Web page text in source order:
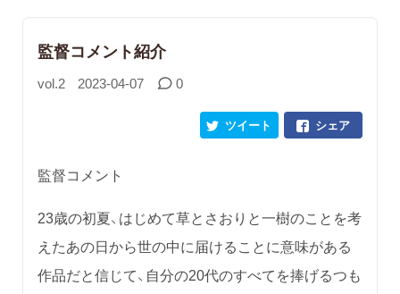
監督コメント紹介
vol.2 2023-04-07 0
シェア
ツイート
監督コメント
23歳の初夏、はじめて草とさおりと一樹のことを考
えたあの日から世の中に届けることに意味がある
作品だと信じて、自分の20代のすべてを捧げるつも